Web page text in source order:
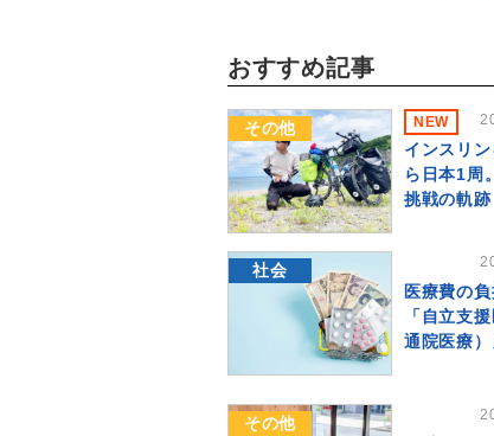
おすすめ記事
その他 NEW
インスリ
ら日本1周
挑戦の軌跡
社会
医療費の
「自立支
通院医療）
その他